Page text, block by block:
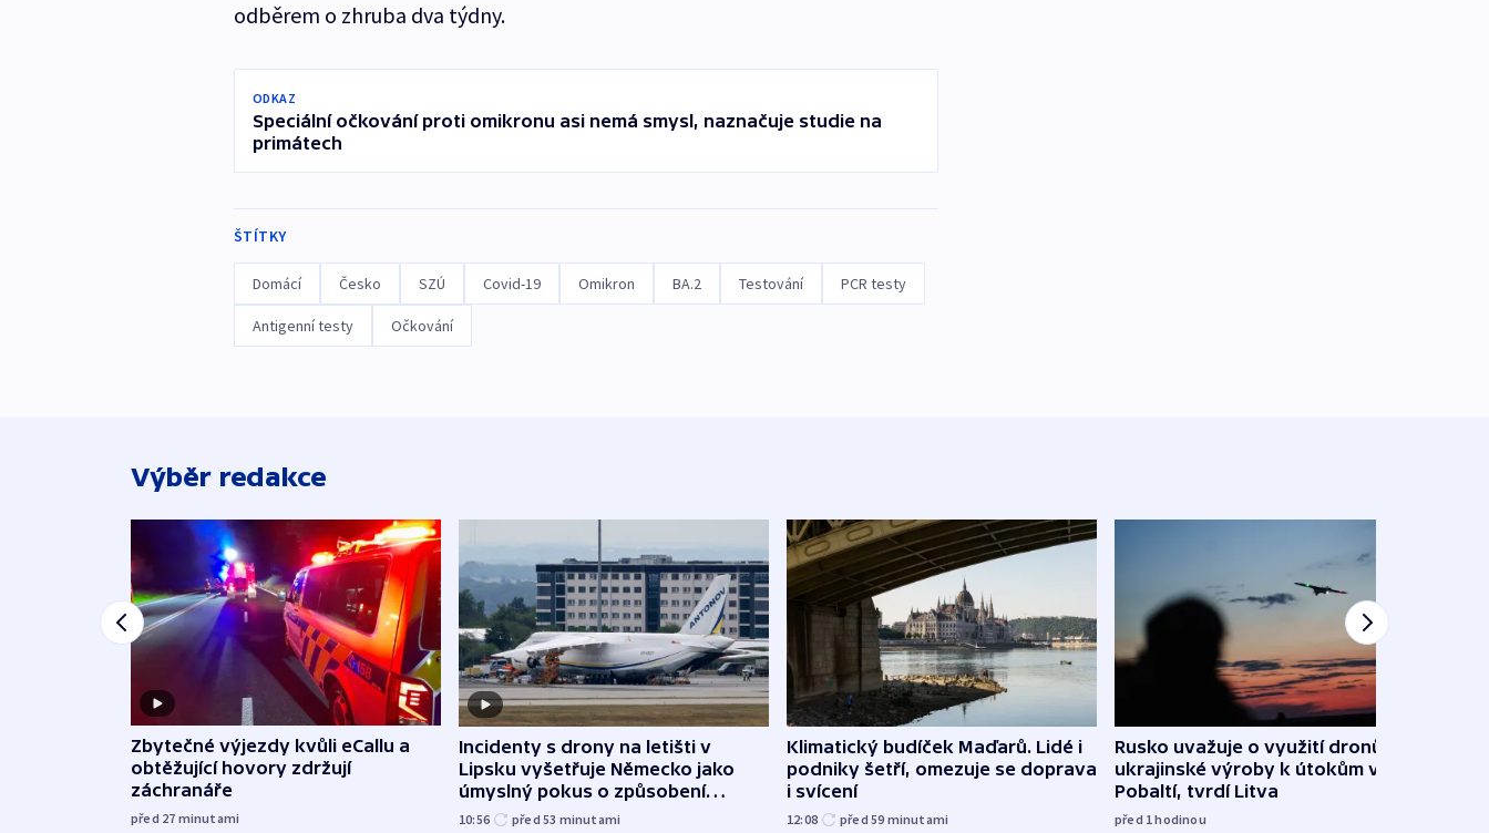
odběrem o zhruba dva týdny.
ODKAZ
Speciální očkování proti omikronu asi nemá smysl, naznačuje studie na
primátech
ŠTÍTKY
Domácí Česko SZÚ Covid-19 Omikron BA.2 Testování PCR testy
Antigenní testy Očkování
Výběr redakce
Zbytečné výjezdy kvůli eCallu a
obtěžující hovory zdržují
záchranáře
před 27 minutami
Incidenty s drony na letišti v
Lipsku vyšetřuje Německo jako
úmyslný pokus o způsobení
exploze
10:56 před 53 minutami
Klimatický budíček Maďarů. Lidé i
podniky šetří, omezuje se doprava
i svícení
12:08 před 59 minutami
Rusko uvažuje o využití dronů
ukrajinské výroby k útokům v
Pobaltí, tvrdí Litva
před 1hodinou